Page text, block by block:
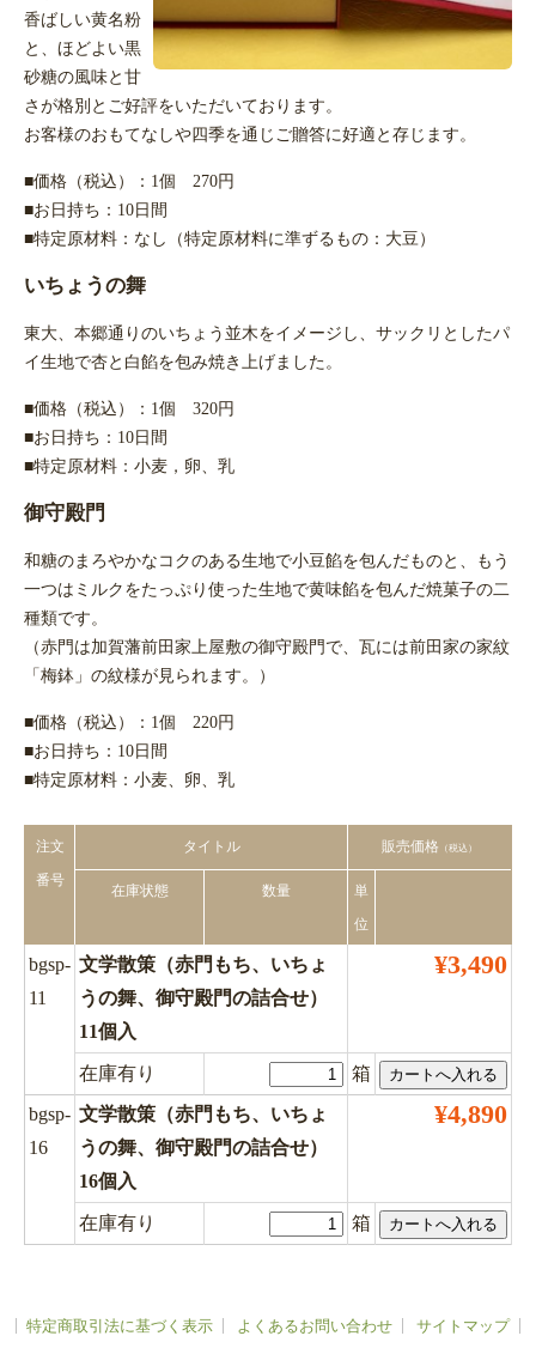
香ばしい黄名粉
と、ほどよい黒
砂糖の風味と甘
さが格別とご好評をいただいております。
お客様のおもてなしや四季を通じご贈答に好適と存じます。
■価格（税込）：1個 270円
■お日持ち：10日間
■特定原材料：なし（特定原材料に準ずるもの：大豆）
いちょうの舞
東大、本郷通りのいちょう並木をイメージし、サックリとしたパ
イ生地で杏と白餡を包み焼き上げました。
■価格（税込）：1個 320円
■お日持ち：10日間
■特定原材料：小麦，卵、乳
御守殿門
和糖のまろやかなコクのある生地で小豆餡を包んだものと、もう
一つはミルクをたっぷり使った生地で黄味餡を包んだ焼菓子の二
種類です。
（赤門は加賀藩前田家上屋敷の御守殿門で、瓦には前田家の家紋
「梅鉢」の紋様が見られます。）
■価格（税込）：1個 220円
■お日持ち：10日間
■特定原材料：小麦、卵、乳
注文
番号
タイトル 販売価格 （税込）
在庫状態 数量
単
位
bgsp-
11
文学散策（赤門もち、いちょ
うの舞、御守殿門の詰合せ）
11個入
¥3,490
在庫有り
箱
bgsp-
16
文学散策（赤門もち、いちょ
うの舞、御守殿門の詰合せ）
16個入
¥4,890
在庫有り 箱
特定商取引法に基づく表示 よくあるお問い合わせ サイトマップ